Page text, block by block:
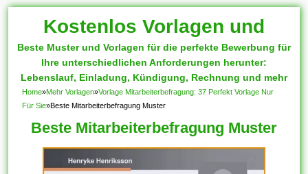
Kostenlos Vorlagen und
Muster
Beste Muster und Vorlagen für die perfekte Bewerbung für
Ihre unterschiedlichen Anforderungen herunter:
Lebenslauf, Einladung, Kündigung, Rechnung und mehr
Home»Mehr Vorlagen»Vorlage Mitarbeiterbefragung: 37 Perfekt Vorlage Nur
Für Sie»Beste Mitarbeiterbefragung Muster
Beste Mitarbeiterbefragung Muster